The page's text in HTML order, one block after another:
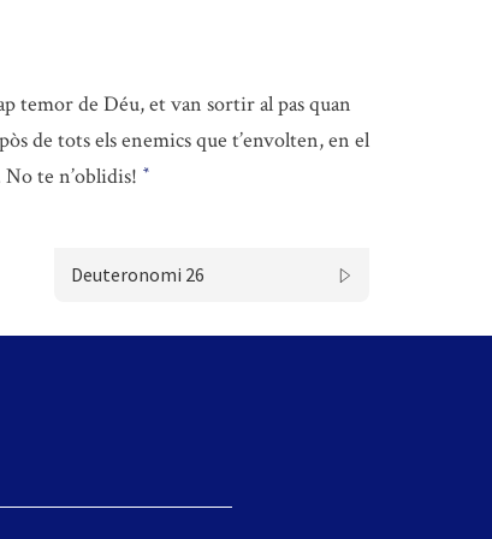
temor de Déu, et van sortir al pas quan
de tots els enemics que t’envolten, en el
No te n’oblidis! *
Deuteronomi 26